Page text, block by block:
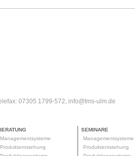
07305 1799-572, info@tms-ulm.de
Managementsysteme
Produktentstehung
SEMINARE
Managementsysteme
Produktentstehung